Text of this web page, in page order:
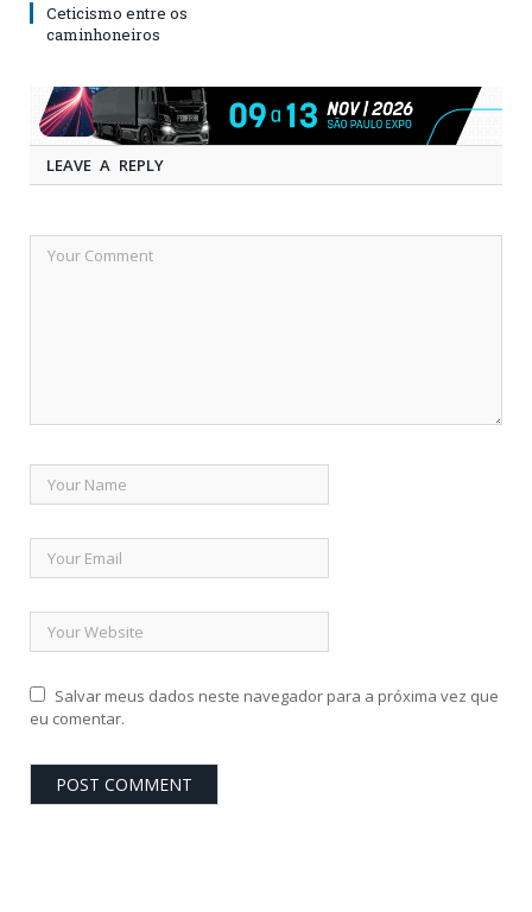
Ceticismo entre os
caminhoneiros
LEAVE A REPLY
Salvar meus dados neste navegador para a próxima vez que
eu comentar.